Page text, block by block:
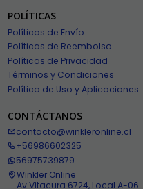
POLÍTICAS
Políticas de Envío
Políticas de Reembolso
Políticas de Privacidad
Términos y Condiciones
Política de Uso y Aplicaciones
CONTÁCTANOS
contacto@winkleronline.cl
+56986602325
56975739879
Winkler Online
Av Vitacura 6724, Local A-06